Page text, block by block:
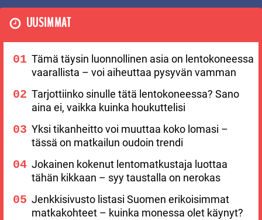
UUSIMMAT
Tämä täysin luonnollinen asia on lentokoneessa
vaarallista – voi aiheuttaa pysyvän vamman
Tarjottiinko sinulle tätä lentokoneessa? Sano
aina ei, vaikka kuinka houkuttelisi
Yksi tikanheitto voi muuttaa koko lomasi –
tässä on matkailun oudoin trendi
Jokainen kokenut lentomatkustaja luottaa
tähän kikkaan – syy taustalla on nerokas
Jenkkisivusto listasi Suomen erikoisimmat
matkakohteet – kuinka monessa olet käynyt?